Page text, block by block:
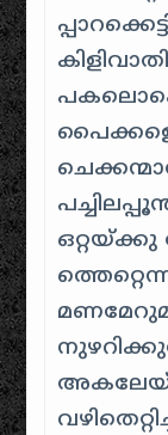
ഒറ്റയ്ക്കു